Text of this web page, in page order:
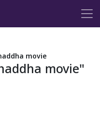
movie
movie